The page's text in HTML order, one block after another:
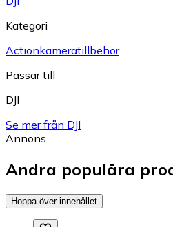
Kategori
Actionkameratillbehör
Passar till
DJI
Se mer från DJI
Annons
Andra populära
Hoppa över innehållet